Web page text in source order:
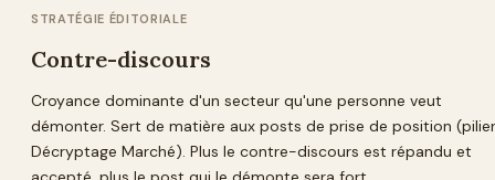
STRATÉGIE ÉDITORIALE
Contre-discours
Croyance dominante d'un secteur qu'une personne veut
démonter. Sert de matière aux posts de prise de position (pilier
Décryptage Marché). Plus le contre-discours est répandu et